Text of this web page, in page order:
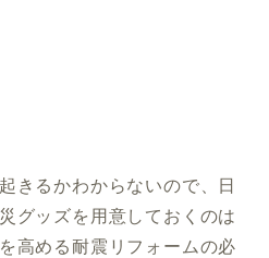
きるかわからないので、日
グッズを用意しておくのは
高める耐震リフォームの必